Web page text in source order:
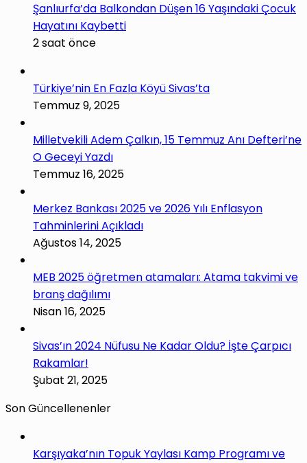
Şanlıurfa’da Balkondan Düşen 16 Yaşındaki Çocuk
Hayatını Kaybetti
2 saat önce
Türkiye’nin En Fazla Köyü Sivas’ta
Temmuz 9, 2025
Milletvekili Adem Çalkın, 15 Temmuz Anı Defteri’ne
O Geceyi Yazdı
Temmuz 16, 2025
Merkez Bankası 2025 ve 2026 Yılı Enflasyon
Tahminlerini Açıkladı
Ağustos 14, 2025
MEB 2025 öğretmen atamaları: Atama takvimi ve
branş dağılımı
Nisan 16, 2025
Sivas’ın 2024 Nüfusu Ne Kadar Oldu? İşte Çarpıcı
Rakamlar!
Şubat 21, 2025
Son Güncellenenler
Karşıyaka’nın Topuk Yaylası Kamp Programı ve